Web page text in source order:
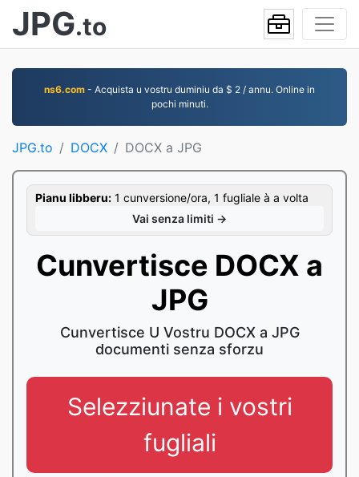
JPG.to
ns6.com - Acquista u vostru duminiu da $ 2 / annu. Online in
pochi minuti.
JPG.to DOCX DOCX a JPG
Pianu libberu: 1 cunversione/ora, 1 fugliale à a volta
Vai senza limiti →
Cunvertisce DOCX a
JPG
Cunvertisce U Vostru DOCX a JPG
documenti senza sforzu
Selezziunate i vostri
fugliali